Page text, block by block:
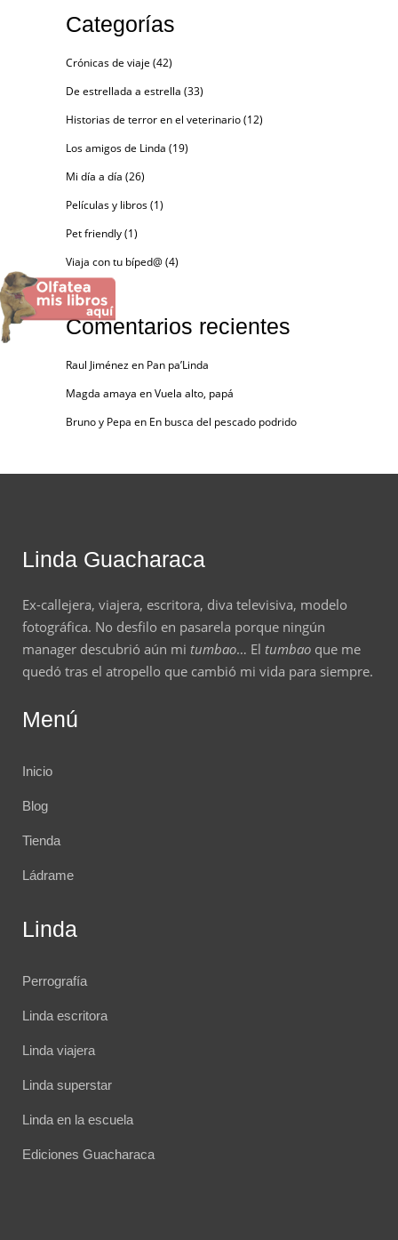
Categorías
Crónicas de viaje (42)
De estrellada a estrella (33)
Historias de terror en el veterinario(12)
Los amigos de Linda (19)
Mi día a día (26)
Películas y libros(1)
Pet friendly(1)
Viaja con tu bíped@ (4)
Comentarios recientes
Raul Jiménezen Pan pa’Linda
Magda amaya enVuela alto, papá
Bruno y Pepa en En busca del pescado podrido
Linda Guacharaca
Ex-callejera, viajera, escritora, diva televisiva, modelo
fotográfica. No desfilo en pasarela porque ningún
manager descubrió aún mi tumbao… El tumbao que me
quedó tras el atropello que cambió mi vida para siempre.
Menú
Inicio
Blog
Tienda
Ládrame
Linda
Perrografía
Linda escritora
Linda viajera
Linda superstar
Linda en la escuela
Ediciones Guacharaca